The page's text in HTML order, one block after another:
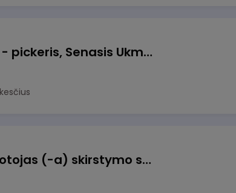
Prekių surinkėjas (-a) - pickeris, Senasis Ukmergės kelias 8, Avižieniai
Užsakymų komplektuotojas (-a) skirstymo sandėlyje